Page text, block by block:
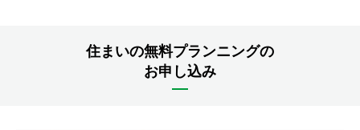
住まいの無料プランニングの
お申し込み